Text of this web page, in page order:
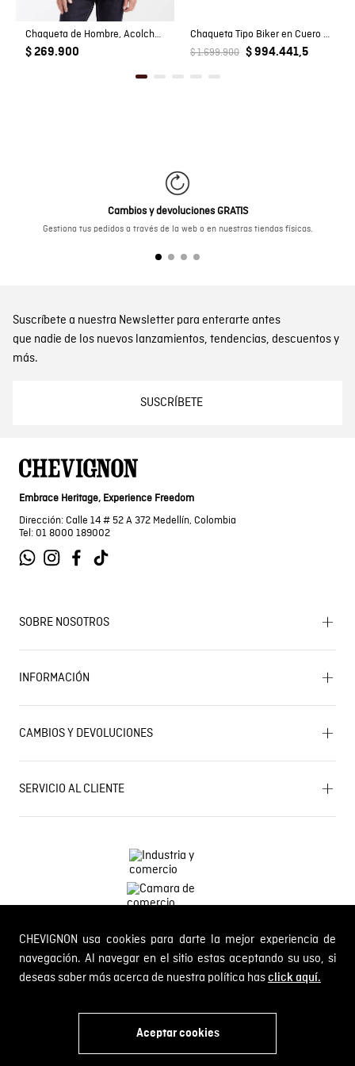
CHEVIGNON usa cookies para darte la mejor experiencia de
navegación. Al navegar en el sitio estas aceptando su uso, si
deseas saber más acerca de nuestra política hasclick aquí.
Aceptar cookies
País de Fabricación
Fabricante / importador JOHN URIBE E HIJOS S.A.
Chaqueta de Hombre, Acolchada - TOGS
$ 269.900
Chaqueta Tipo Biker en Cuero para Hombre
$ 1.699.900 $ 994.441,5
Cambios y devoluciones GRATIS
Gestiona tus pedidos a través de la web o en nuestras tiendas físicas.
Suscríbete a nuestra Newsletter para enterarte antes
que nadie de los nuevos lanzamientos, tendencias, descuentos y
más.
SUSCRÍBETE
Embrace Heritage, Experience Freedom
Dirección: Calle 14 # 52 A 372 Medellín, Colombia
Tel: 01 8000 189002
SOBRE NOSOTROS
Encuentra tu tienda
Historia de la marca
Mapa del sitio
Próximos eventos
INFORMACIÓN
Términos y condiciones
Términos y condiciones de promociones
Política de Cookies
Política de Cambios y Devoluciones
CAMBIOS Y DEVOLUCIONES
Gestiona tu cambio o devolución
PQR y Otras solicitudes
Estado de mi PQR
SERVICIO AL CLIENTE
Línea nacional: 01 8000 189002
Comodin S.A.S. NIT: 800.069.933-6
© 2024 Chevignon, todos los derechos reservados